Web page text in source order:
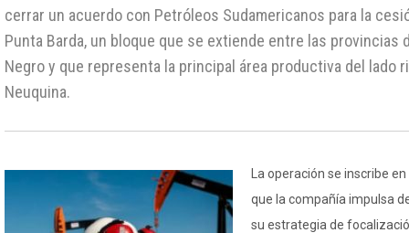
cerrar un acuerdo con Petróleos Sudamericanos para la
Punta Barda, un bloque que se extiende entre las provincias
Negro y que representa la principal área productiva del lado
Neuquina.
La operación se inscribe
que la compañía impulsa
su estrategia de